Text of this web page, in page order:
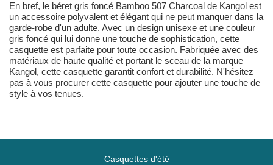
En bref, le béret gris foncé Bamboo 507 Charcoal de Kangol est
un accessoire polyvalent et élégant qui ne peut manquer dans la
garde-robe d'un adulte. Avec un design unisexe et une couleur
gris foncé qui lui donne une touche de sophistication, cette
casquette est parfaite pour toute occasion. Fabriquée avec des
matériaux de haute qualité et portant le sceau de la marque
Kangol, cette casquette garantit confort et durabilité. N'hésitez
pas à vous procurer cette casquette pour ajouter une touche de
style à vos tenues.
Casquettes d'été